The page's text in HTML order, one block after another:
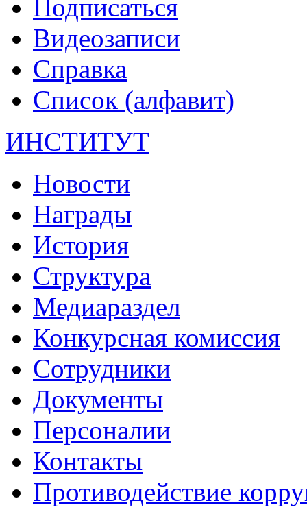
Подписаться
Видеозаписи
Справка
Список (алфавит)
ИНСТИТУТ
Новости
Награды
История
Структура
Медиараздел
Конкурсная комиссия
Сотрудники
Документы
Персоналии
Контакты
Противодействие